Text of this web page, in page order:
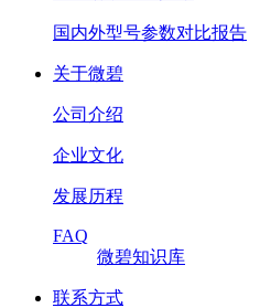
国内外型号参数对比报告
关于微碧
公司介绍
企业文化
发展历程
FAQ
微碧知识库
联系方式